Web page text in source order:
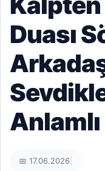
Duası
📅 17.06.2026